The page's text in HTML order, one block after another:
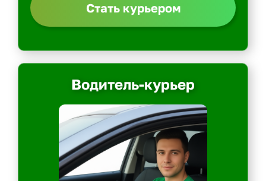
Стать курьером
Водитель-курьер